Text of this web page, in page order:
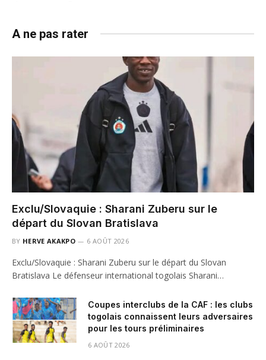
A ne pas rater
Exclu/Slovaquie : Sharani Zuberu sur le
départ du Slovan Bratislava
BY HERVE AKAKPO 6 AOÛT 2026
Exclu/Slovaquie : Sharani Zuberu sur le départ du Slovan
Bratislava Le défenseur international togolais Sharani…
Coupes interclubs de la CAF : les clubs
togolais connaissent leurs adversaires
pour les tours préliminaires
6 AOÛT 2026